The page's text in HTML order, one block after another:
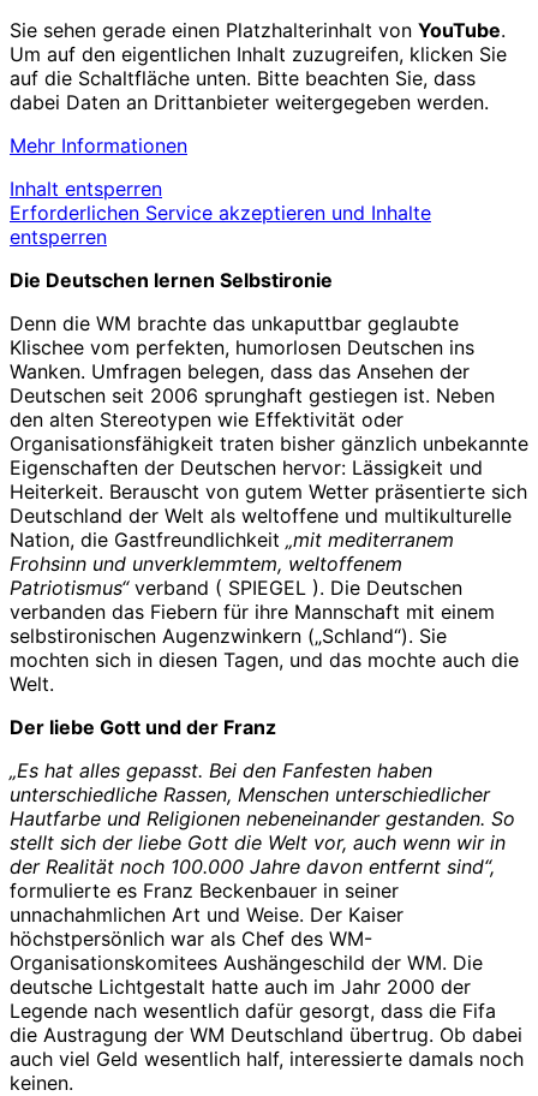
Sie sehen gerade einen Platzhalterinhalt von YouTube.
Um auf den eigentlichen Inhalt zuzugreifen, klicken Sie
auf die Schaltfläche unten. Bitte beachten Sie, dass
dabei Daten an Drittanbieter weitergegeben werden.
Mehr Informationen
Inhalt entsperren
Erforderlichen Service akzeptieren und Inhalte
entsperren
Die Deutschen lernen Selbstironie
Denn die WM brachte das unkaputtbar geglaubte
Klischee vom perfekten, humorlosen Deutschen ins
Wanken. Umfragen belegen, dass das Ansehen der
Deutschen seit 2006 sprunghaft gestiegen ist. Neben
den alten Stereotypen wie Effektivität oder
Organisationsfähigkeit traten bisher gänzlich unbekannte
Eigenschaften der Deutschen hervor: Lässigkeit und
Heiterkeit. Berauscht von gutem Wetter präsentierte sich
Deutschland der Welt als weltoffene und multikulturelle
Nation, die Gastfreundlichkeit „mit mediterranem
Frohsinn und unverklemmtem, weltoffenem
Patriotismus“ verband ( SPIEGEL ). Die Deutschen
verbanden das Fiebern für ihre Mannschaft mit einem
selbstironischen Augenzwinkern („Schland“). Sie
mochten sich in diesen Tagen, und das mochte auch die
Welt.
Der liebe Gott und der Franz
„Es hat alles gepasst. Bei den Fanfesten haben
unterschiedliche Rassen, Menschen unterschiedlicher
Hautfarbe und Religionen nebeneinander gestanden. So
stellt sich der liebe Gott die Welt vor, auch wenn wir in
der Realität noch 100.000 Jahre davon entfernt sind“,
formulierte es Franz Beckenbauer in seiner
unnachahmlichen Art und Weise. Der Kaiser
höchstpersönlich war als Chef des WM-
Organisationskomitees Aushängeschild der WM. Die
deutsche Lichtgestalt hatte auch im Jahr 2000 der
Legende nach wesentlich dafür gesorgt, dass die Fifa
die Austragung der WM Deutschland übertrug. Ob dabei
auch viel Geld wesentlich half, interessierte damals noch
keinen.